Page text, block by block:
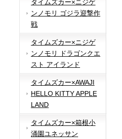
タイムズカー×ニジゲ
ンノモリ ゴジラ迎撃作
戦
タイムズカー×ニジゲ
ンノモリ ドラゴンクエ
スト アイランド
タイムズカー×AWAJI
HELLO KITTY APPLE
LAND
タイムズカー×箱根小
涌園ユネッサン